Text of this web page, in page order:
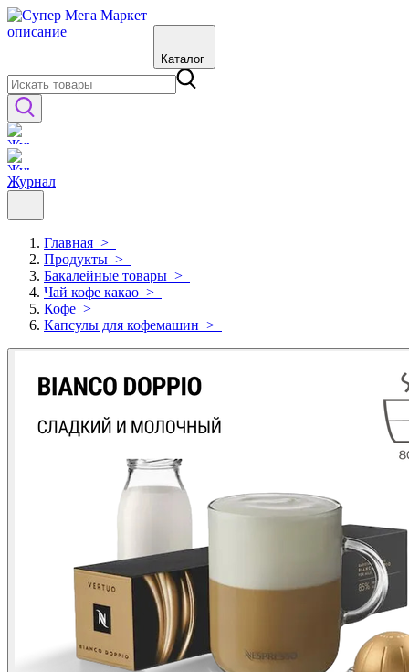
Каталог
Журнал
Главная >
Продукты >
Бакалейные товары >
Чай кофе какао >
Кофе >
Капсулы для кофемашин >